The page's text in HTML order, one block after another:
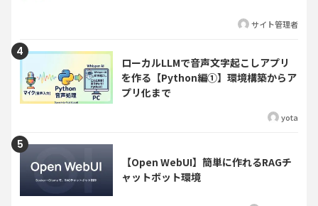
サイト管理者
ローカルLLMで音声文字起こしアプリ
を作る【Python編①】環境構築からア
プリ化まで
yota
【Open WebUI】簡単に作れるRAGチ
ャットボット環境